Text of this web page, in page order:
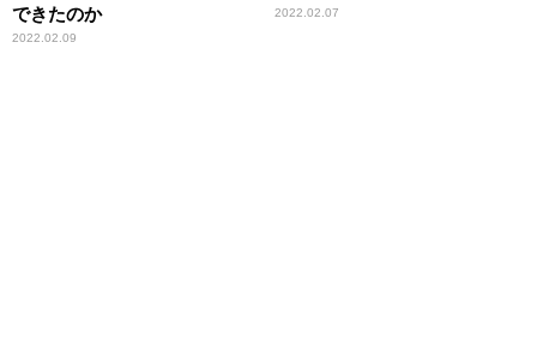
できたのか
2022.02.09
2022.02.07